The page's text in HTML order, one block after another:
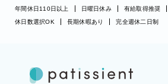
年間休日110日以上
日曜日休み 有給取得推奨
休日数選択OK
長期休暇あり 完全週休二日制